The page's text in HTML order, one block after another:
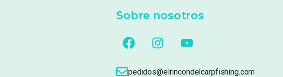
Sobre nosotros
pedidos@elrincondelcarpfishing.com